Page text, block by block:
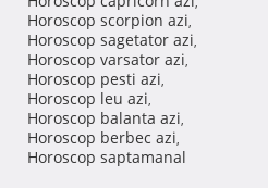
Horoscop scorpion azi,
Horoscop sagetator azi,
Horoscop varsator azi,
Horoscop pesti azi,
Horoscop leu azi,
Horoscop balanta azi,
Horoscop berbec azi,
Horoscop saptamanal